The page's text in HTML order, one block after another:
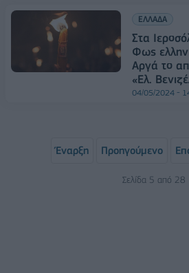
ΕΛΛΑΔΑ
Στα
Φως
Αργά το
«Ελ.
04/05/2024 -
Έναρξη Προηγούμενο
Σελίδα 5 από 28